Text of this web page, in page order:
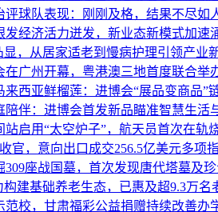
评球队表现：刚刚及格，结果不尽如
发经济活力迸发，新业态新模式加速
显，从居家适老到慢病护理引领产业
在广州开幕，粤港澳三地首度联合举
来西亚鲜榴莲：进博会“展品变商品”
陪伴：进博会首发新品瞄准智慧生活
启用“太空炉子”，航天员首次在轨
官，意向出口成交256.5亿美元多项
309座战国墓，首次发现唐代塔墓及
构建基础养老生态，已惠及超9.3万名
范校，甘肃福彩公益捐赠持续改善办